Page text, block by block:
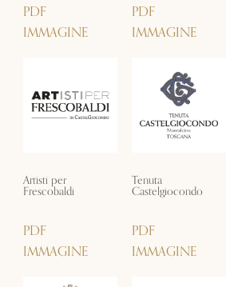
PDF
IMMAGINE
PDF
IMMAGINE
Artisti per
Frescobaldi
PDF
IMMAGINE
Tenuta
Castelgiocondo
PDF
IMMAGINE